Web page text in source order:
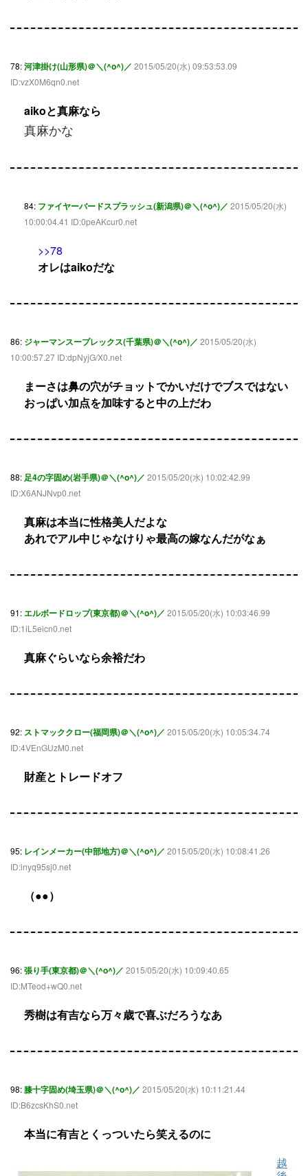
78:河津掛け(山形県)＠＼(^o^)／ 2015/05/20(水) 09:53:53.09
ID:vzX0M6qn0.net
aikoと真麻なら
真麻かな
84: ファイヤーバードスプラッシュ(新潟県)＠＼(^o^)／ 2015/05/20(水)
10:00:04.41 ID:0peAKcur0.net
>>78
オレはaikoだな
86: ジャーマンスープレックス(千葉県)＠＼(^o^)／ 2015/05/20(水)
10:00:57.27 ID:dpNyjG/X0.net
まーさは鼻の穴がチョットでかいだけでブスではない
おっぱい加点を加味すると中の上だわ
88: 足4の字固め(岩手県)＠＼(^o^)／ 2015/05/20(水) 10:02:42.99
ID:X6ANJNvp0.net
真麻は本当に性格美人だよな
あれでアル中じゃなけりゃ最高の嫁なんだがなぁ
91:エルボードロップ(東京都)＠＼(^o^)／ 2015/05/20(水) 10:03:46.99
ID:1iL5eicn0.net
真麻ぐらいなら余裕だわ
92: ストマッククロー(福岡県)＠＼(^o^)／ 2015/05/20(水) 10:05:34.74
ID:4VEnGUzM0.net
財産とトレードオフ
95: レインメーカー(中部地方)＠＼(^o^)／ 2015/05/20(水) 10:08:41.26
ID:inyq95sj0.net
（●●）
96:張り手(東京都)＠＼(^o^)／ 2015/05/20(水) 10:09:40.65
ID:MTeod+wQ0.net
秀樹は有吉なら万々歳で喜ぶだろうなあ
98:膝十字固め(埼玉県)＠＼(^o^)／ 2015/05/20(水) 10:11:21.44
ID:B6zcsKhS0.net
本当に有吉とくっついたら笑えるのに
越